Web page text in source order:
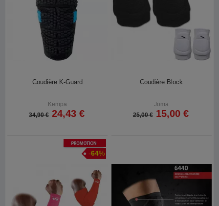
Coudière K-Guard
Kempa
34,90 € 24,43 €
Coudière Block
Joma
25,00 € 15,00 €
Promotion
-64%